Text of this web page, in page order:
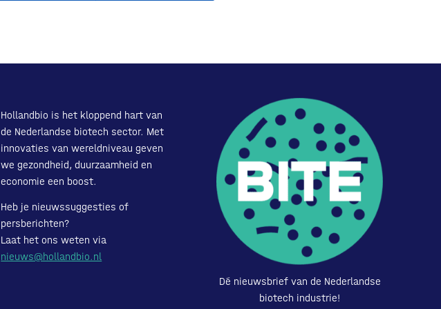
Hollandbio is het kloppend hart van
de Nederlandse biotech sector. Met
innovaties van wereldniveau geven
we gezondheid, duurzaamheid en
economie een boost.
Heb je nieuwssuggesties of
persberichten?
Laat het ons weten via
nieuws@hollandbio.nl
Dé nieuwsbrief van de Nederlandse
biotech industrie!